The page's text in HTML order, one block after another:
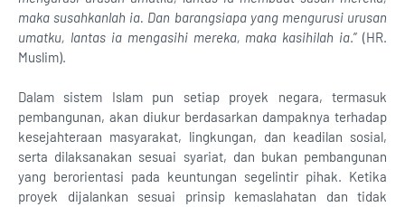
maka susahkanlah ia. Dan barangsiapa yang mengurusi urusan
umatku, lantas ia mengasihi mereka, maka kasihilah ia.” (HR.
Muslim).
Dalam sistem Islam pun setiap proyek negara, termasuk
pembangunan, akan diukur berdasarkan dampaknya terhadap
kesejahteraan masyarakat, lingkungan, dan keadilan sosial,
serta dilaksanakan sesuai syariat, dan bukan pembangunan
yang berorientasi pada keuntungan segelintir pihak. Ketika
proyek dijalankan sesuai prinsip kemaslahatan dan tidak